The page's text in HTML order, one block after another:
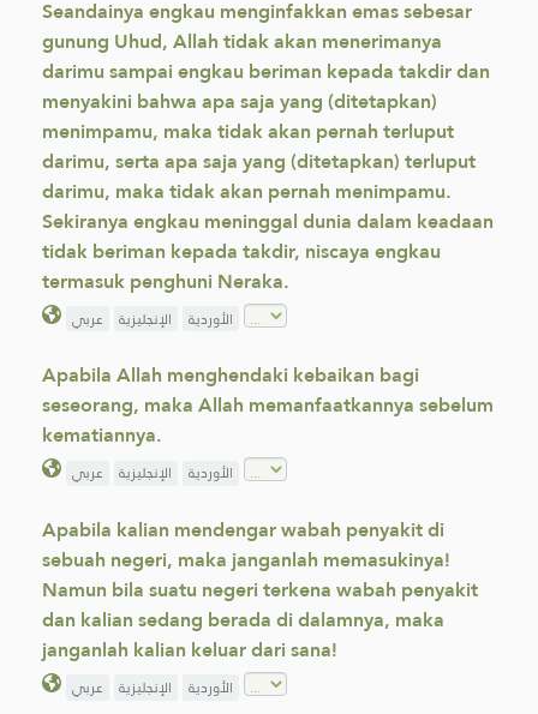
Seandainya engkau menginfakkan emas sebesar
gunung Uhud, Allah tidak akan menerimanya
darimu sampai engkau beriman kepada takdir dan
menyakini bahwa apa saja yang (ditetapkan)
menimpamu, maka tidak akan pernah terluput
darimu, serta apa saja yang (ditetapkan) terluput
darimu, maka tidak akan pernah menimpamu.
Sekiranya engkau meninggal dunia dalam keadaan
tidak beriman kepada takdir, niscaya engkau
termasuk penghuni Neraka.
عربي الإنجليزية الأوردية
Apabila Allah menghendaki kebaikan bagi
seseorang, maka Allah memanfaatkannya sebelum
kematiannya.
عربي الإنجليزية الأوردية
Apabila kalian mendengar wabah penyakit di
sebuah negeri, maka janganlah memasukinya!
Namun bila suatu negeri terkena wabah penyakit
dan kalian sedang berada di dalamnya, maka
janganlah kalian keluar dari sana!
عربي الإنجليزية الأوردية